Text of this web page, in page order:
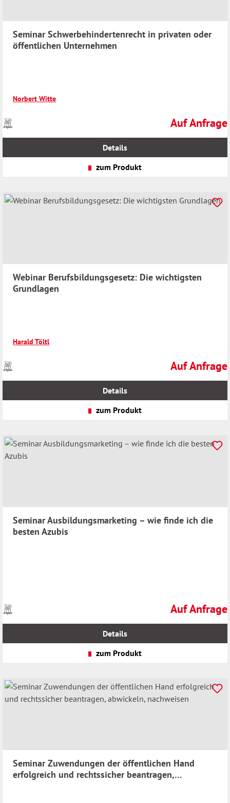
Seminar Schwerbehindertenrecht in privaten oder
öffentlichen Unternehmen
Norbert Witte
Regulärer
Auf Anfrage
Preise
inkl.
Details
zum Produkt
Webinar Berufsbildungsgesetz: Die wichtigsten
Grundlagen
Harald Töltl
Regulärer
Auf Anfrage
Preise
inkl.
Details
zum Produkt
Seminar Ausbildungsmarketing – wie finde ich die
besten Azubis
Regulärer
Auf Anfrage
Preise
inkl.
Details
zum Produkt
Seminar Zuwendungen der öffentlichen Hand
erfolgreich und rechtssicher beantragen,